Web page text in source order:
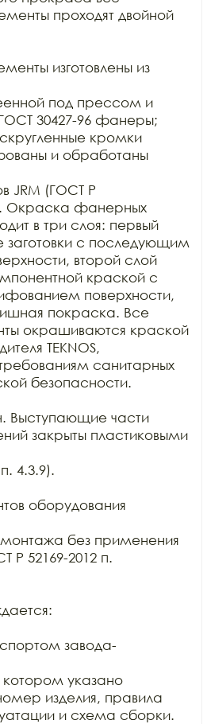
проходят двойной
изготовлены из
под прессом и
30427-96 фанеры;
кромки
и обработаны
JRM (ГОСТ Р
Окраска фанерных
в три слоя: первый
заготовки с последующим
второй слой
краской с
поверхности,
покраска. Все
окрашиваются краской
TEKNOS,
санитарных
безопасности.
Выступающие части
закрыты пластиковыми
4.3.9).
оборудования
без применения
Р 52169-2012 п.
завода-
котором указано
изделия, правила
и схема сборки.